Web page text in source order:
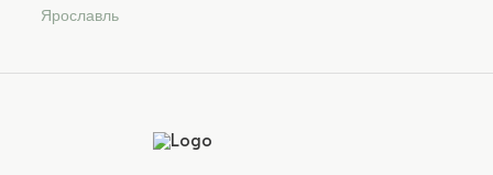
Ярославль